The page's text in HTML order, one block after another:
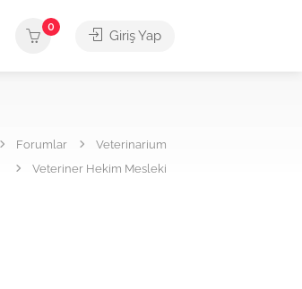
0
Giriş Yap
Forumlar
Veterinarium
Veteriner Hekim Mesleki